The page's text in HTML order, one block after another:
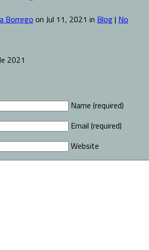
Borrego on Jul 11, 2021 in Blog| No
2021
Name (required)
Email (required)
Website